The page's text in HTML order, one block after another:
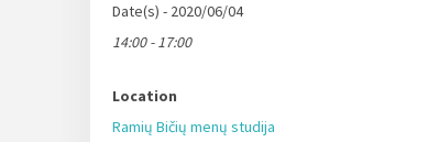
Date(s) - 2020/06/04
14:00 - 17:00
Location
Ramių Bičių menų studija